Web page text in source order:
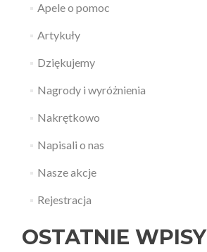
Apele o pomoc
Artykuły
Dziękujemy
Nagrody i wyróżnienia
Nakrętkowo
Napisali o nas
Nasze akcje
Rejestracja
OSTATNIE WPISY